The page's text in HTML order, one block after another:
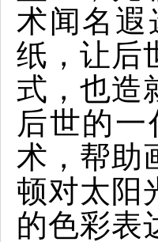
术闻名遐
纸，让后
式，也造
后世的
术，帮助
顿对太阳
的色彩表